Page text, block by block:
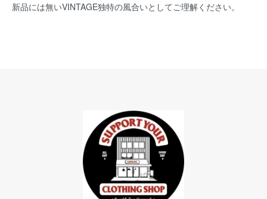
新品には無いVINTAGE独特の風合いとしてご理解ください。